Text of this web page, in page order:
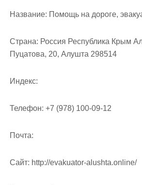
Название: Помощь на дороге,
Страна: Россия Республика Крым
Пуцатова, 20, Алушта 298514
Индекс:
Телефон: +7 (978) 100-09-12
Почта:
Cайт: http://evakuator-alushta.online/